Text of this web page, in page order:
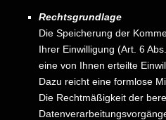
Rechtsgrundlage
Die Speicherung der
Ihrer Einwilligung (Art. 6
eine von Ihnen erteilte
Dazu reicht eine formlose
Die Rechtmäßigkeit der